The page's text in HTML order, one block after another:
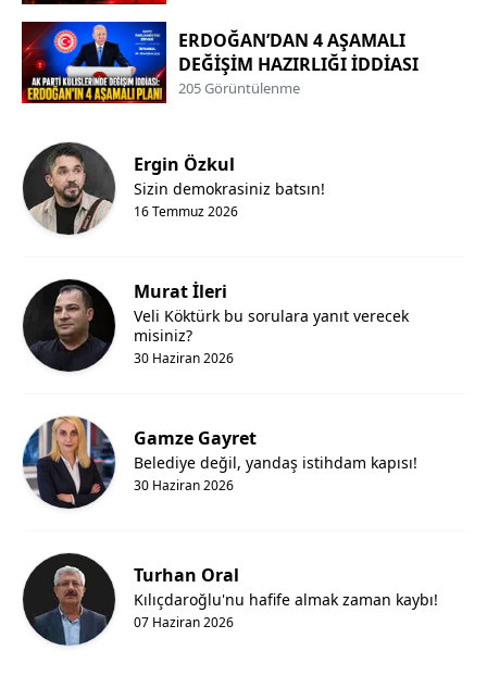
ERDOĞAN’DAN 4 AŞAMALI
DEĞİŞİM HAZIRLIĞI İDDİASI
205 Görüntülenme
Ergin Özkul
16 Temmuz 2026
Sizin demokrasiniz batsın!
Murat İleri
30 Haziran 2026
Veli Köktürk bu sorulara yanıt verecek
misiniz?
Gamze Gayret
30 Haziran 2026
Belediye değil, yandaş istihdam kapısı!
Turhan Oral
07 Haziran 2026
Kılıçdaroğlu'nu hafife almak zaman kaybı!